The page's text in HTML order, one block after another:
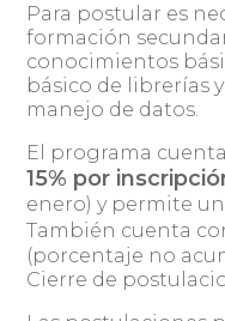
Para postular es
formación
conocimientos
básico de librerías
manejo de datos.
El programa
15% por
enero) y permite
También cuenta
(porcentaje no
Cierre de